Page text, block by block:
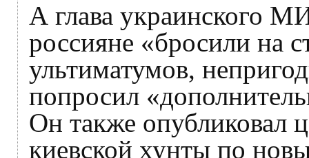
А глава украинского
россияне «бросили на
ультиматумов,
попросил
Он также опубликовал
киевской хунты по